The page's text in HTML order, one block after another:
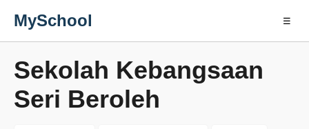
MySchool ☰
Sekolah Kebangsaan
Seri Beroleh